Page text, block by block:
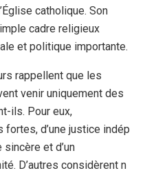
catholique. Son
cadre religieux
et politique importante.
rappellent que les
venir uniquement des
ils. Pour eux,
fortes, d’une justice indép
sincère et d’un
D’autres considèrent n